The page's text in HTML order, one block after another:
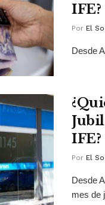
IFE?
Por El
Desde
IFE?
Por El
Desde
mes de